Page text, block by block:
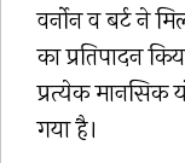
वर्नोन व बर्ट ने
का प्रतिपादन
प्रत्येक मानसिक
गया है।